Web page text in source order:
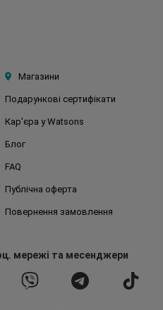
Магазини
Подарункові сертифікати
Кар'єра у Watsons
Блог
FAQ
Публічна оферта
Повернення замовлення
мережі та месенджери